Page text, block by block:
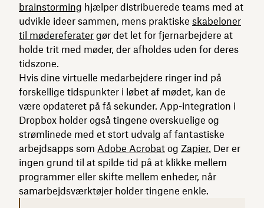
brainstorming hjælper distribuerede teams med at
udvikle ideer sammen, mens praktiske skabeloner
til mødereferater gør det let for fjernarbejdere at
holde trit med møder, der afholdes uden for deres
tidszone.
Hvis dine virtuelle medarbejdere ringer ind på
forskellige tidspunkter i løbet af mødet, kan de
være opdateret på få sekunder. App-integration i
Dropbox holder også tingene overskuelige og
strømlinede med et stort udvalg af fantastiske
arbejdsapps som Adobe Acrobat og Zapier. Der er
ingen grund til at spilde tid på at klikke mellem
programmer eller skifte mellem enheder, når
samarbejdsværktøjer holder tingene enkle.